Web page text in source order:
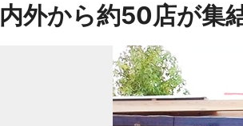
内外から約50店が集